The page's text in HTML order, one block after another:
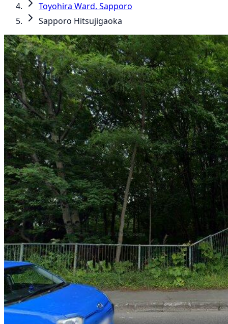
Toyohira Ward, Sapporo
Sapporo Hitsujigaoka